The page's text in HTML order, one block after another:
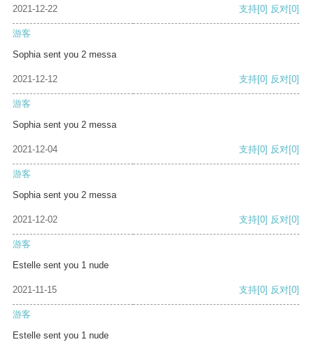
2021-12-22 支持[0] 反对[0]
游客
Sophia sent you 2 messa
2021-12-12 支持[0] 反对[0]
游客
Sophia sent you 2 messa
2021-12-04 支持[0] 反对[0]
游客
Sophia sent you 2 messa
2021-12-02 支持[0] 反对[0]
游客
Estelle sent you 1 nude
2021-11-15 支持[0] 反对[0]
游客
Estelle sent you 1 nude